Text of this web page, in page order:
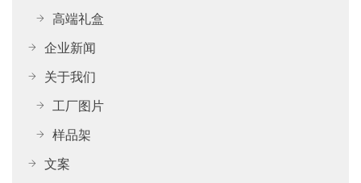
高端礼盒
企业新闻
关于我们
工厂图片
样品架
文案